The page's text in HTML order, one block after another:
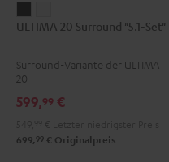
20
"5.1-
Schwarz
20
"5.1-
Weiß
ULTIMA 20 Surround "5.1-Set"
Surround-Variante der ULTIMA
20
599,99 €
699, 99 € Originalpreis